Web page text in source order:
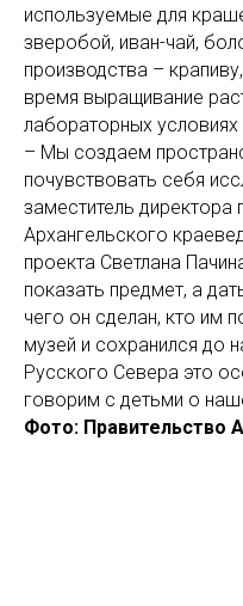
используемые для
зверобой, иван-чай,
производства –
время выращивание
лабораторных условиях
– Мы создаем
почувствовать себя
заместитель директора
Архангельского
проекта Светлана
показать предмет, а
чего он сделан, кто им
музей и сохранился до
Русского Севера это
говорим с детьми о
Фото: Правительство